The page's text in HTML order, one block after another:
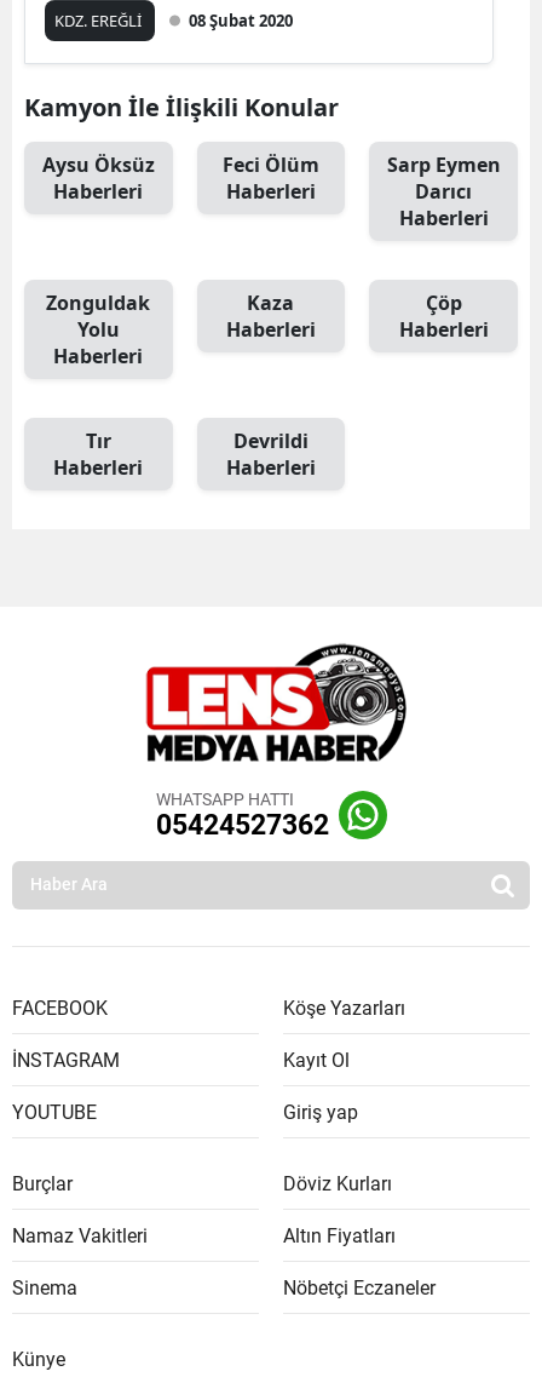
KDZ. EREĞLİ 08 Şubat 2020
Kamyon İle İlişkili Konular
Aysu Öksüz
Haberleri
Feci Ölüm
Haberleri
Sarp Eymen
Darıcı
Haberleri
Zonguldak
Yolu
Haberleri
Kaza
Haberleri
Çöp
Haberleri
Tır
Haberleri
Devrildi
Haberleri
WHATSAPP HATTI
05424527362
FACEBOOK
İNSTAGRAM
YOUTUBE
Köşe Yazarları
Kayıt Ol
Giriş yap
Burçlar
Namaz Vakitleri
Sinema
Döviz Kurları
Altın Fiyatları
Nöbetçi Eczaneler
Künye